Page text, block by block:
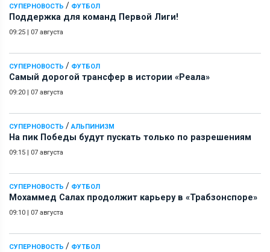
СУПЕРНОВОСТЬ / ФУТБОЛ
Поддержка для команд Первой Лиги!
09:25 07 августа
СУПЕРНОВОСТЬ / ФУТБОЛ
Самый дорогой трансфер в истории «Реала»
09:20 07 августа
СУПЕРНОВОСТЬ /АЛЬПИНИЗМ
На пик Победы будут пускать только по разрешениям
09:15 07 августа
СУПЕРНОВОСТЬ / ФУТБОЛ
Мохаммед Салах продолжит карьеру в «Трабзонспоре»
09:10 07 августа
СУПЕРНОВОСТЬ / ФУТБОЛ